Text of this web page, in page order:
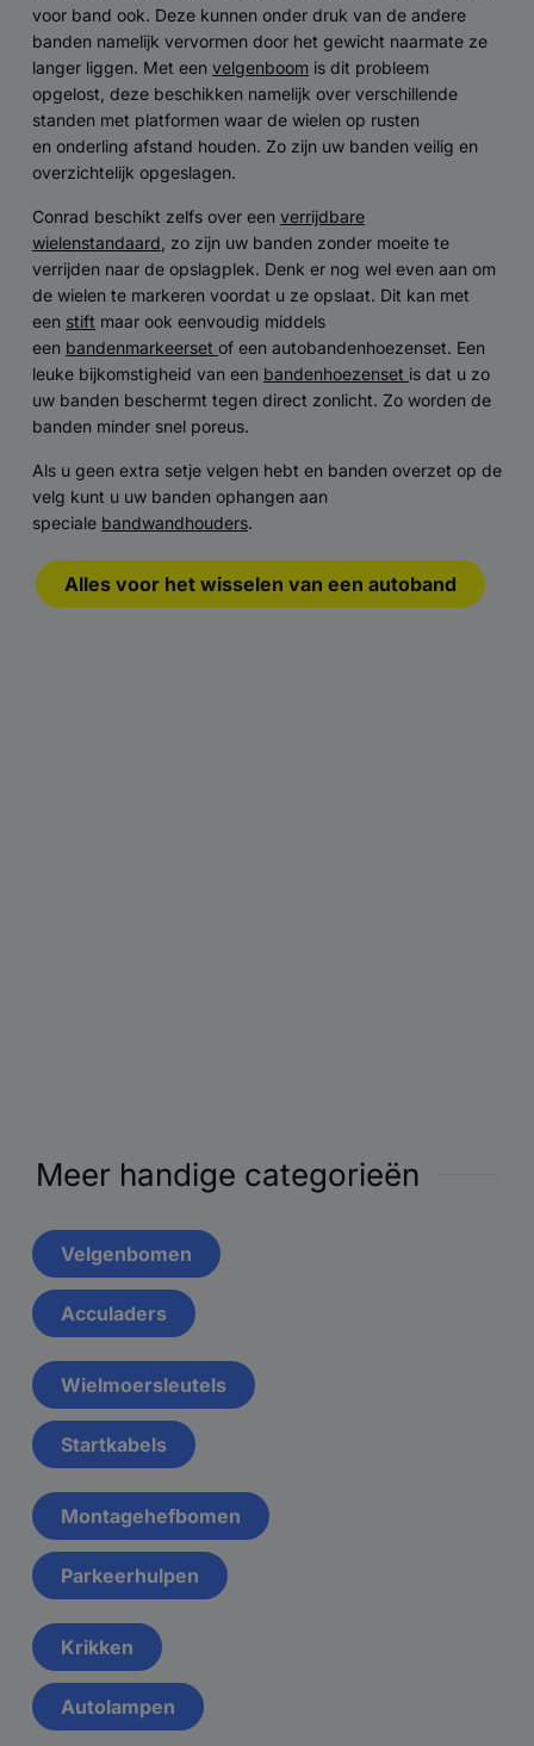
voor band ook. Deze kunnen onder druk van de andere
banden namelijk vervormen door het gewicht naarmate ze
langer liggen. Met een velgenboom is dit probleem
opgelost, deze beschikken namelijk over verschillende
standen met platformen waar de wielen op rusten
en onderling afstand houden. Zo zijn uw banden veilig en
overzichtelijk opgeslagen.
Conrad beschikt zelfs over een verrijdbare
wielenstandaard , zo zijn uw banden zonder moeite te
verrijden naar de opslagplek. Denk er nog wel even aan om
de wielen te markeren voordat u ze opslaat. Dit kan met
een stift maar ook eenvoudig middels
een bandenmarkeerset of een autobandenhoezenset. Een
leuke bijkomstigheid van een bandenhoezenset is dat u zo
uw banden beschermt tegen direct zonlicht. Zo worden de
banden minder snel poreus.
Als u geen extra setje velgen hebt en banden overzet op de
velg kunt u uw banden ophangen aan
speciale bandwandhouders.
Alles voor het wisselen van een autoband
Meer handige categorieën
Velgenbomen
Acculaders
Wielmoersleutels
Startkabels
Montagehefbomen
Parkeerhulpen
Krikken
Autolampen